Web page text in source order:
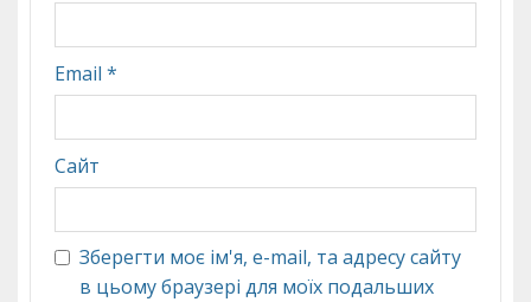
Email *
Сайт
Зберегти моє ім'я, e-mail, та адресу сайту
в цьому браузері для моїх подальших